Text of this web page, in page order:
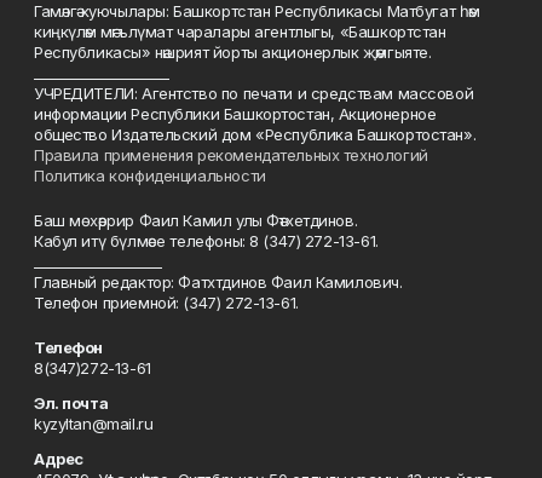
Гамәлгә куючылары: Башкортстан Республикасы Матбугат һәм
киңкүләм мәгълүмат чаралары агентлыгы, «Башкортстан
Республикасы» нәшрият йорты акционерлык җәмгыяте.
УЧРЕДИТЕЛИ: Агентство по печати и средствам массовой
информации Республики Башкортостан, Акционерное
общество Издательский дом «Республика Башкортостан».
Правила применения рекомендательных технологий
Политика конфиденциальности
Баш мөхәррир Фаил Камил улы Фәтхетдинов.
Кабул итү бүлмәсе телефоны: 8 (347) 272-13-61.
Главный редактор: Фатхтдинов Фаил Камилович.
Телефон приемной: (347) 272-13-61.
Телефон
8(347)272-13-61
Эл. почта
kyzyltan@mail.ru
Адрес